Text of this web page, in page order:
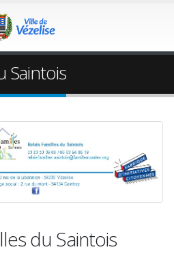
Saintois
du Saintois